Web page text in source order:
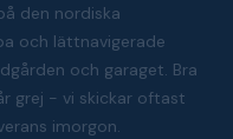
den nordiska
och lättnavigerade
och garaget. Bra
grej - vi skickar oftast
imorgon.